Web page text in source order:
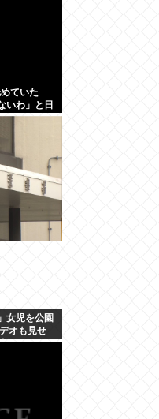
ていた
いわ」と日
女児を公園
オも見せ
湧いた」75